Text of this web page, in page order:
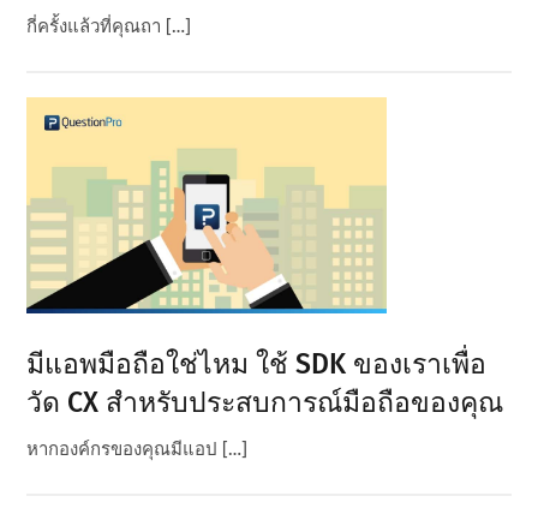
กี่ครั้งแล้วที่คุณถา […]
มีแอพมือถือใช่ไหม ใช้ SDK ของเราเพื่อ
วัด CX สําหรับประสบการณ์มือถือของคุณ
หากองค์กรของคุณมีแอป […]